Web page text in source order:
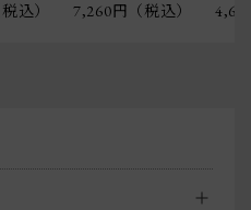
込） 7,260円（税込）